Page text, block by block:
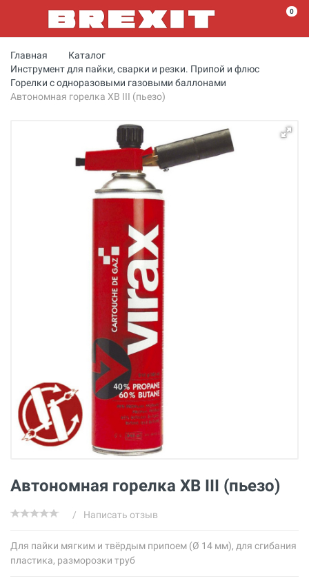
0
Главная
Каталог
Инструмент для пайки, сварки и резки. Припой и флюс
Горелки с одноразовыми газовыми баллонами
Автономная горелка XB III (пьезо)
Автономная горелка XB III (пьезо)
/ Написать отзыв
Для пайки мягким и твёрдым припоем (Ø 14 мм), для сгибания
пластика, разморозки труб